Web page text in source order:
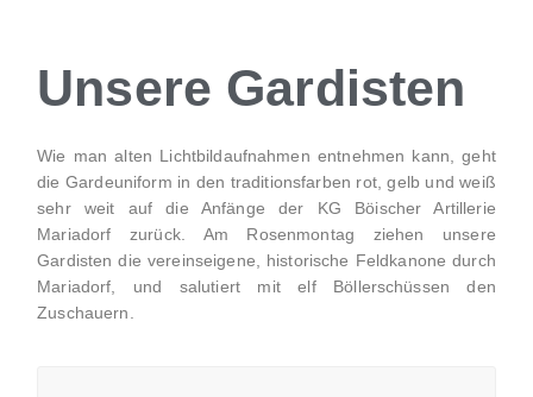
Unsere Gardisten
Wie man alten Lichtbildaufnahmen entnehmen kann, geht
die Gardeuniform in den traditionsfarben rot, gelb und weiß
sehr weit auf die Anfänge der KG Böischer Artillerie
Mariadorf zurück. Am Rosenmontag ziehen unsere
Gardisten die vereinseigene, historische Feldkanone durch
Mariadorf, und salutiert mit elf Böllerschüssen den
Zuschauern.